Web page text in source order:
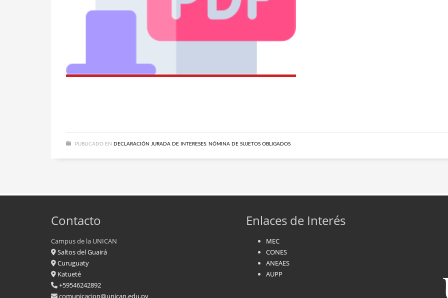
PUBLICADO EN DECLARACIÓN JURADA DE INTERESES, NÓMINA DE SUJETOS OBLIGADOS
Contacto
Campus de la UNICAN
Saltos del Guairá
Curuguaty
Katueté
+59546242892
comunicacion@unican.edu.py
Enlaces de Interés
MEC
CONES
ANEAES
AUPP